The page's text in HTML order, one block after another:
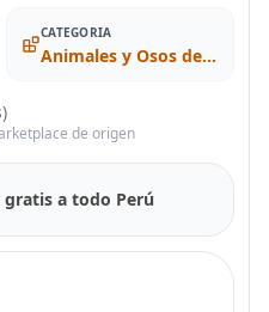
CATEGORIA
Animales y Osos de Peluche
de origen
gratis a todo Perú